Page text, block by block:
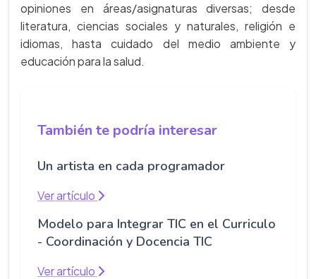
opiniones en áreas/asignaturas diversas; desde
literatura, ciencias sociales y naturales, religión e
idiomas, hasta cuidado del medio ambiente y
educación para la salud.
También te podría interesar
Un artista en cada programador
Ver artículo
Modelo para Integrar TIC en el Curriculo
- Coordinación y Docencia TIC
Ver artículo